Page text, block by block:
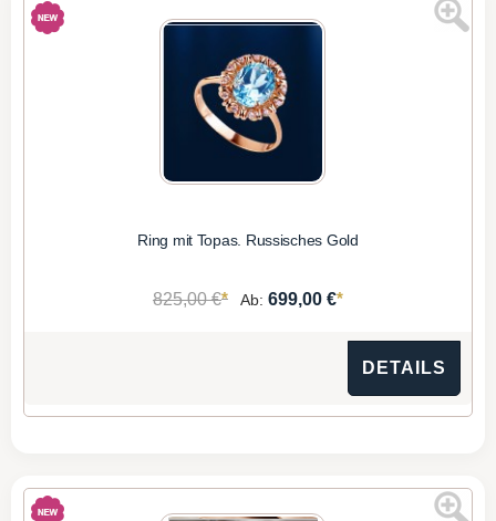
Ring mit Topas. Russisches Gold
825,00 €* Ab: 699,00 €*
DETAILS